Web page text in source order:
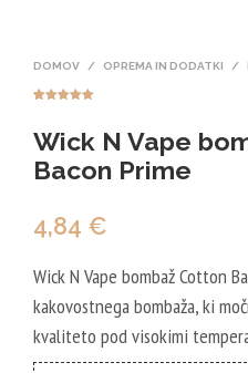
DOMOV / OPREMA IN DODATKI /
na podlagi
ocene
Wick N Vape
Bacon Prime
4,84 €
Wick N Vape bombaž Cotton
kakovostnega bombaža, ki
kvaliteto pod visokimi